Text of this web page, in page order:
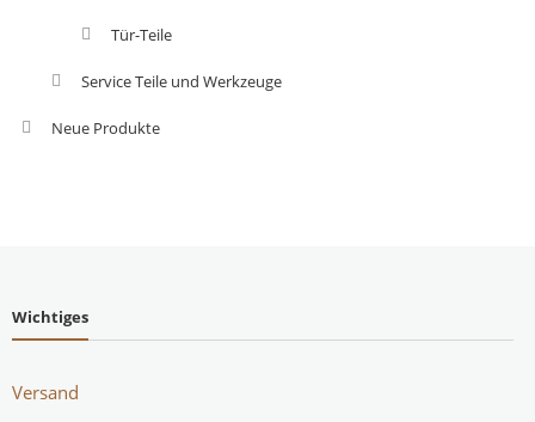
Tür-Teile
Service Teile und Werkzeuge
Neue Produkte
Wichtiges
Versand